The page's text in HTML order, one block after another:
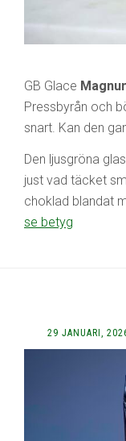
GB Glace
Pressbyrån och
snart. Kan den
Den ljusgröna
just vad täcket
choklad blandat
se betyg
29 JANUARI,